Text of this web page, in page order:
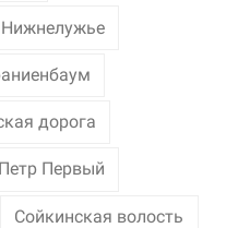
Нижнелужье
дорога
Петр Первый
Сойкинская волость